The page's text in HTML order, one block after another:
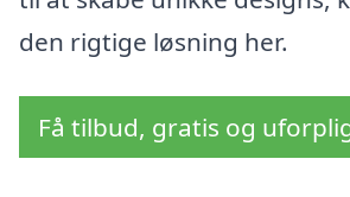
den rigtige løsning her.
Få tilbud, gratis og